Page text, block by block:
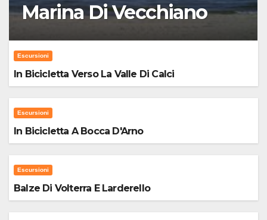
Marina Di Vecchiano
Escursioni
In Bicicletta Verso La Valle Di Calci
Escursioni
In Bicicletta A Bocca D'Arno
Escursioni
Balze Di Volterra E Larderello